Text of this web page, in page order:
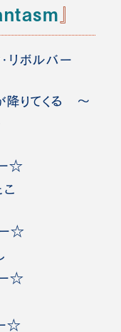
』
リボルバー
降りてくる ～
ー☆
こ
ー☆
ー☆
☆